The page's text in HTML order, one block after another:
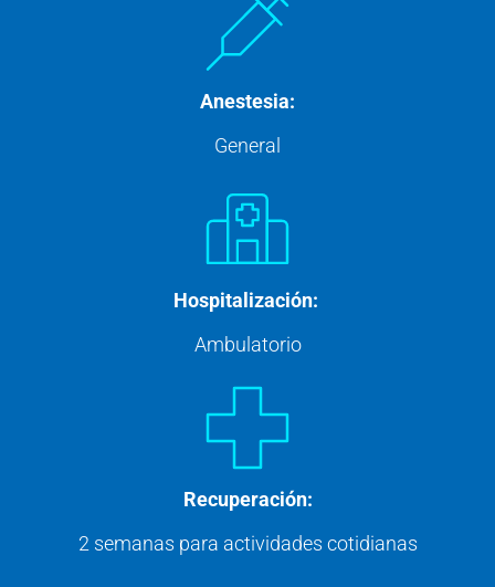
Anestesia:
General
Hospitalización:
Ambulatorio
Recuperación:
2 semanas para actividades cotidianas